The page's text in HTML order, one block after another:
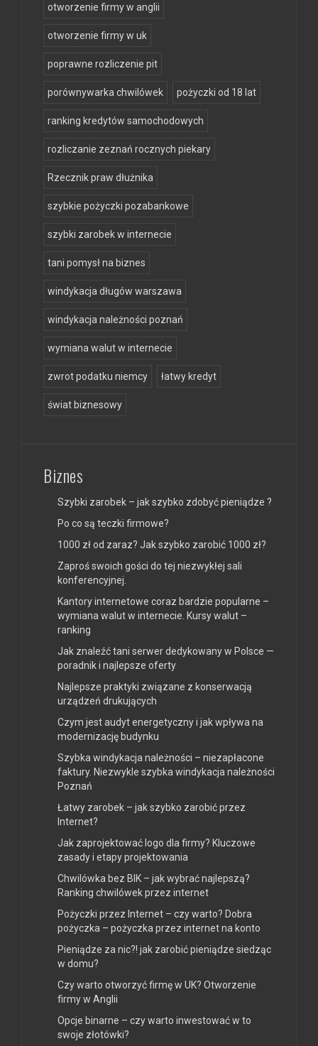
otworzenie firmy w anglii
otworzenie firmy w uk
poprawne rozliczenie pit
porównywarka chwilówek pożyczki od 18 lat
ranking kredytów samochodowych
rozliczanie zeznań rocznych piekary
Rzecznik praw dłużnika
szybkie pożyczki pozabankowe
szybki zarobek w internecie
tani pomysł na biznes
windykacja długów warszawa
windykacja należności poznań
wymiana walut w internecie
zwrot podatku niemcy łatwy kredyt
świat biznesowy
Biznes
Szybki zarobek – jak szybko zdobyć pieniądze ?
Po co są teczki firmowe?
1000 zł od zaraz? Jak szybko zarobić 1000 zł?
Zaproś swoich gości do tej niezwykłej sali
konferencyjnej.
Kantory internetowe coraz bardzie popularne –
wymiana walut w internecie. Kursy walut –
ranking
Jak znaleźć tani serwer dedykowany w Polsce —
poradnik i najlepsze oferty
Najlepsze praktyki związane z konserwacją
urządzeń drukujących
Czym jest audyt energetyczny i jak wpływa na
modernizację budynku
Szybka windykacja należności – niezapłacone
faktury. Niezwykle szybka windykacja należności
Poznań
Łatwy zarobek – jak szybko zarobić przez
Internet?
Jak zaprojektować logo dla firmy? Kluczowe
zasady i etapy projektowania
Chwilówka bez BIK – jak wybrać najlepszą?
Ranking chwilówek przez internet
Pożyczki przez Internet – czy warto? Dobra
pożyczka – pożyczka przez internet na konto
Pieniądze za nic?! jak zarobić pieniądze siedząc
w domu?
Czy warto otworzyć firmę w UK? Otworzenie
firmy w Anglii
Opcje binarne – czy warto inwestować w to
swoje złotówki?